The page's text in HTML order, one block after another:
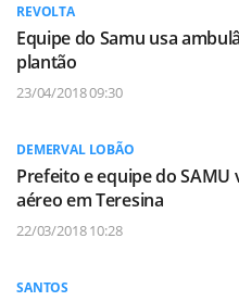
REVOLTA
Equipe do Samu usa
plantão
23/04/2018 09:30
DEMERVAL LOBÃO
Prefeito e equipe do SAMU
aéreo em Teresina
22/03/2018 10:28
SANTOS